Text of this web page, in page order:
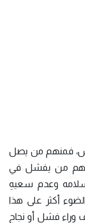
فمنهم من يصل
ومنهم من يفشل في
وعدم سعيهِ
أكثر على هذا
وراء فشل أو نجاح